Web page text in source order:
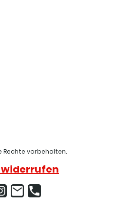
Rechte vorbehalten.